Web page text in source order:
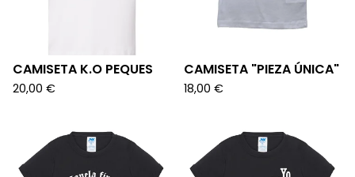
CAMISETA K.O PEQUES
20,00 €
CAMISETA "PIEZA ÚNICA"
18,00 €